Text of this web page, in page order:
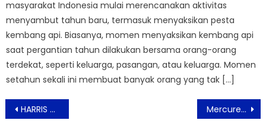
masyarakat Indonesia mulai merencanakan aktivitas
menyambut tahun baru, termasuk menyaksikan pesta
kembang api. Biasanya, momen menyaksikan kembang api
saat pergantian tahun dilakukan bersama orang-orang
terdekat, seperti keluarga, pasangan, atau keluarga. Momen
setahun sekali ini membuat banyak orang yang tak […]
Post
navigation
HARRIS Bekasi Hadirkan “Mystic Midnight Forest” Perayaan Malam Tahun Baru 2026 Mercure Serpong Alam Sutera Gelar Dua Kegiatan CSR: Aksi Bersih Jaletreng River Park dan Bantuan Darurat Bencana